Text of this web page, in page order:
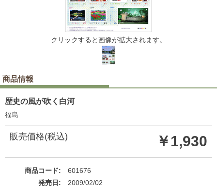
クリックすると画像が拡大されます。
商品情報
歴史の風が吹く白河
福島
販売価格(税込) ￥1,930
商品コード
601676
発売日
2009/02/02